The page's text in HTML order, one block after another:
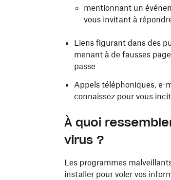
mentionnant un
vous invitant à
Liens figurant dans des
menant à de fausses
passe
Appels téléphoniques, e-
connaissez pour vous
À quoi
virus ?
Les programmes
installer pour voler vos